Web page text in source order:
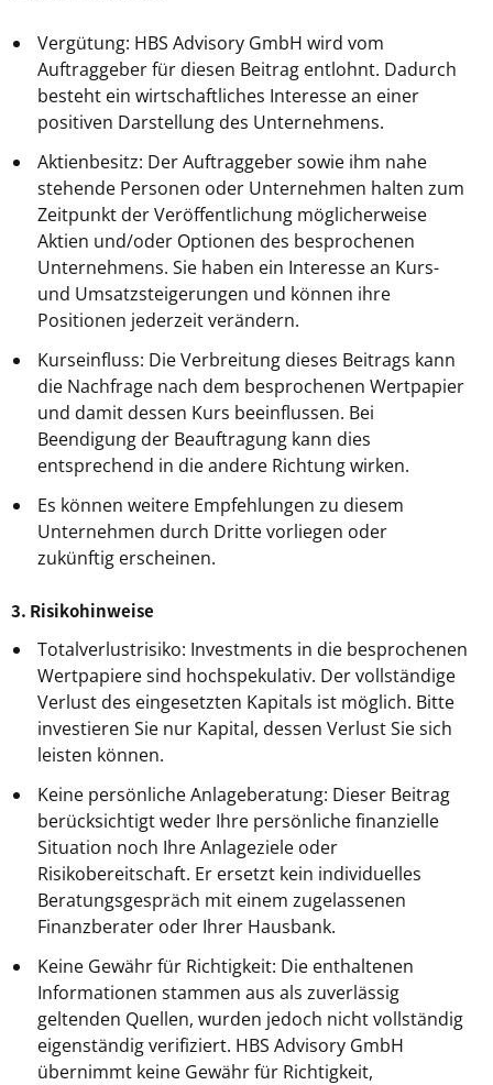
Vergütung: HBS Advisory GmbH wird vom
Auftraggeber für diesen Beitrag entlohnt. Dadurch
besteht ein wirtschaftliches Interesse an einer
positiven Darstellung des Unternehmens.
Aktienbesitz: Der Auftraggeber sowie ihm nahe
stehende Personen oder Unternehmen halten zum
Zeitpunkt der Veröffentlichung möglicherweise
Aktien und/oder Optionen des besprochenen
Unternehmens. Sie haben ein Interesse an Kurs-
und Umsatzsteigerungen und können ihre
Positionen jederzeit verändern.
Kurseinfluss: Die Verbreitung dieses Beitrags kann
die Nachfrage nach dem besprochenen Wertpapier
und damit dessen Kurs beeinflussen. Bei
Beendigung der Beauftragung kann dies
entsprechend in die andere Richtung wirken.
Es können weitere Empfehlungen zu diesem
Unternehmen durch Dritte vorliegen oder
zukünftig erscheinen.
3. Risikohinweise
Totalverlustrisiko: Investments in die besprochenen
Wertpapiere sind hochspekulativ. Der vollständige
Verlust des eingesetzten Kapitals ist möglich. Bitte
investieren Sie nur Kapital, dessen Verlust Sie sich
leisten können.
Keine persönliche Anlageberatung: Dieser Beitrag
berücksichtigt weder Ihre persönliche finanzielle
Situation noch Ihre Anlageziele oder
Risikobereitschaft. Er ersetzt kein individuelles
Beratungsgespräch mit einem zugelassenen
Finanzberater oder Ihrer Hausbank.
Keine Gewähr für Richtigkeit: Die enthaltenen
Informationen stammen aus als zuverlässig
geltenden Quellen, wurden jedoch nicht vollständig
eigenständig verifiziert. HBS Advisory GmbH
übernimmt keine Gewähr für Richtigkeit,